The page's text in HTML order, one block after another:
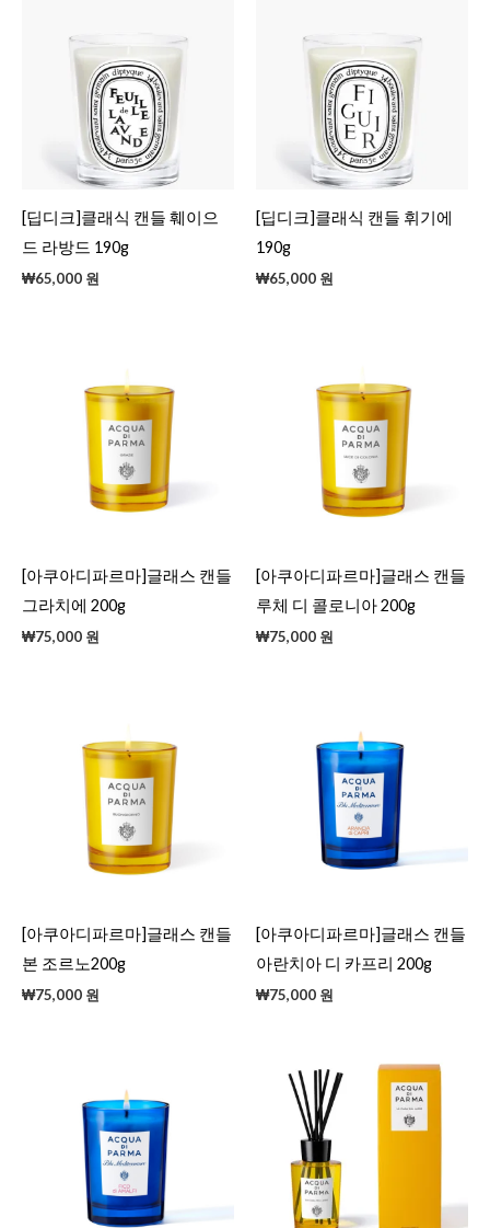
[딥디크]클래식 캔들 훼이으
드 라방드 190g
₩65,000 원
[딥디크]클래식 캔들 휘기에
190g
₩65,000 원
[아쿠아디파르마]글래스 캔들
그라치에 200g
₩75,000 원
[아쿠아디파르마]글래스 캔들
루체 디 콜로니아 200g
₩75,000 원
[아쿠아디파르마]글래스 캔들
본 조르노200g
₩75,000 원
[아쿠아디파르마]글래스 캔들
아란치아 디 카프리 200g
₩75,000 원